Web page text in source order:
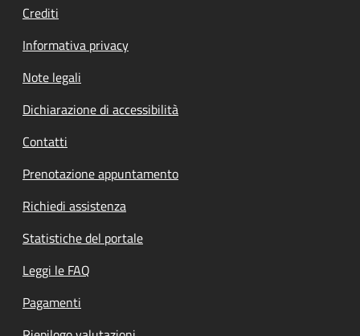
Crediti
Informativa privacy
Note legali
Dichiarazione di accessibilità
Contatti
Prenotazione appuntamento
Richiedi assistenza
Statistiche del portale
Leggi le FAQ
Pagamenti